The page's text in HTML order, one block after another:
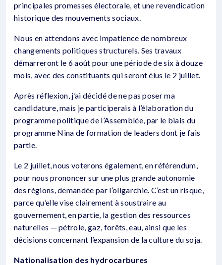
principales promesses électorale, et une revendication
historique des mouvements sociaux.
Nous en attendons avec impatience de nombreux
changements politiques structurels. Ses travaux
démarreront le 6 août pour une période de six à douze
mois, avec des constituants qui seront élus le 2 juillet.
Après réflexion, j’ai décidé de ne pas poser ma
candidature, mais je participerais à l’élaboration du
programme politique de l’Assemblée, par le biais du
programme Nina de formation de leaders dont je fais
partie.
Le 2 juillet, nous voterons également, en référendum,
pour nous prononcer sur une plus grande autonomie
des régions, demandée par l’oligarchie. C’est un risque,
parce qu’elle vise clairement à soustraire au
gouvernement, en partie, la gestion des ressources
naturelles — pétrole, gaz, forêts, eau, ainsi que les
décisions concernant l’expansion de la culture du soja.
Nationalisation des hydrocarbures